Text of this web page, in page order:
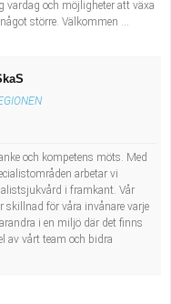
o mottagning
vardag och möjligheter att växa
större. Välkommen ...
och kompetens möts. Med
arbetar vi
i framkant. Vår
skillnad för våra invånare varje
i en miljö där det finns
av vårt team och bidra